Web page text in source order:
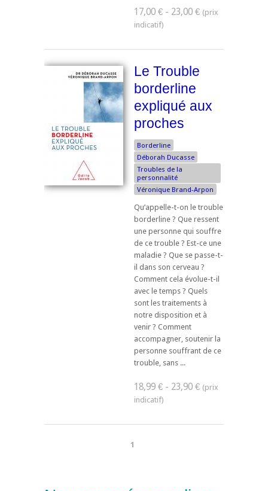
17,00 € - 23,00 €
Le Trouble
borderline
expliqué aux
proches
Borderline
Déborah Ducasse
Troubles de la
personnalité
Véronique Brand-Arpon
Qu’appelle-t-on le trouble
borderline ? Que ressent
une personne qui souffre
de ce trouble ? Est-ce une
maladie ? Que se passe-t-
il dans son cerveau ?
Comment cela évolue-t-il
avec le temps ? Quels
sont les traitements à
notre disposition et à
venir ? Comment
accompagner, soutenir la
personne souffrant de ce
trouble, sans ...
18,99 € - 23,90 €
1